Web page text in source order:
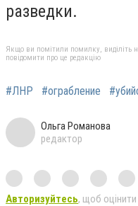
разведки.
Якщо ви помітили помилку, виділіть
повідомити про це редакцію
#ЛНР #ограбление
Ольга Романова
редактор
Авторизуйтесь, щоб оцінити